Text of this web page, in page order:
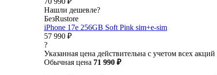
Нашли дешевле?
БезRustore
iPhone 17e 256GB Soft Pink sim+e-sim
57 990 ₽
?
Указанная цена действительна с учетом всех акций
Обычная цена 71 990 ₽